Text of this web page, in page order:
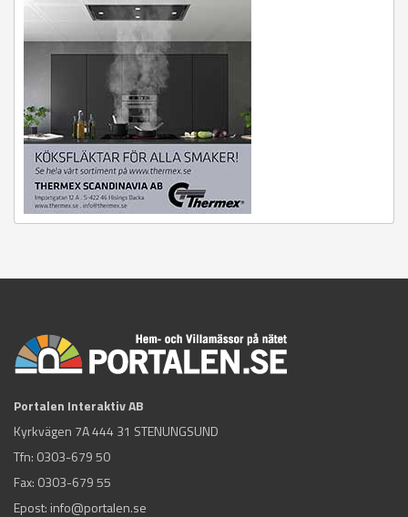
Portalen Interaktiv AB
Kyrkvägen 7A 444 31 STENUNGSUND
Tfn: 0303-679 50
Fax: 0303-679 55
Epost: info@portalen.se